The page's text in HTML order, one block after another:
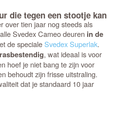
die tegen een stootje kan
over tien jaar nog steeds als
Svedex Cameo deuren in de
de specialeSvedex Superlak.
, wat ideaal is voor
hoef je niet bang te zijn voor
behoudt zijn frisse uitstraling.
dat je standaard 10 jaar